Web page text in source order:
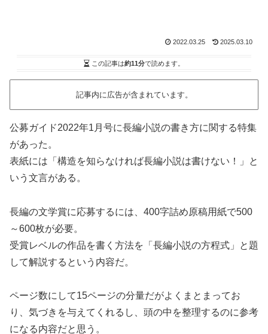
2022.03.25 2025.03.10
この記事は約11分で読めます。
記事内に広告が含まれています。
公募ガイド2022年1月号に長編小説の書き方に関する特集
があった。
表紙には「構造を知らなければ長編小説は書けない！」と
いう文言がある。
長編の文学賞に応募するには、400字詰め原稿用紙で500
～600枚が必要。
受賞レベルの作品を書く方法を「長編小説の方程式」と題
して解説するという内容だ。
ページ数にして15ページの分量だがよくまとまってお
り、気づきを与えてくれるし、頭の中を整理するのに参考
になる内容だと思う。